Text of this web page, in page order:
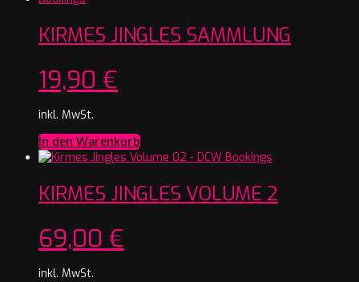
KIRMES JINGLES SAMMLUNG
19,90 €
inkl. MwSt.
In den Warenkorb
KIRMES JINGLES VOLUME 2
69,00 €
inkl. MwSt.